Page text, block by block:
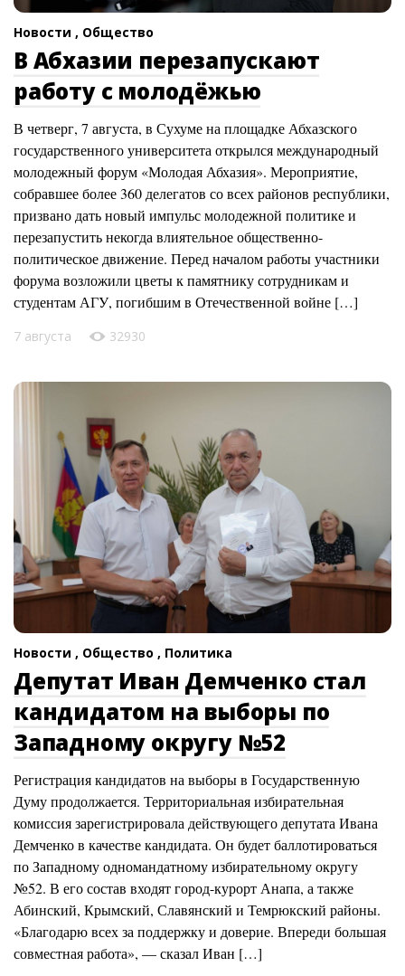
Новости , Общество
В Абхазии перезапускают
работу с молодёжью
В четверг, 7 августа, в Сухуме на площадке Абхазского
государственного университета открылся международный
молодежный форум «Молодая Абхазия». Мероприятие,
собравшее более 360 делегатов со всех районов республики,
призвано дать новый импульс молодежной политике и
перезапустить некогда влиятельное общественно-
политическое движение. Перед началом работы участники
форума возложили цветы к памятнику сотрудникам и
студентам АГУ, погибшим в Отечественной войне […]
7 августа 32930
Новости , Общество , Политика
Депутат Иван Демченко стал
кандидатом на выборы по
Западному округу №52
Регистрация кандидатов на выборы в Государственную
Думу продолжается. Территориальная избирательная
комиссия зарегистрировала действующего депутата Ивана
Демченко в качестве кандидата. Он будет баллотироваться
по Западному одномандатному избирательному округу
№52. В его состав входят город-курорт Анапа, а также
Абинский, Крымский, Славянский и Темрюкский районы.
«Благодарю всех за поддержку и доверие. Впереди большая
совместная работа», — сказал Иван […]